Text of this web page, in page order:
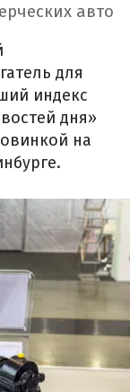
авто
для
индекс
дня»
на